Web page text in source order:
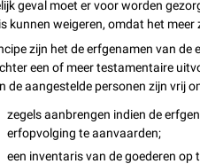
geval moet er voor worden
kunnen weigeren, omdat het
zijn het de erfgenamen van
een of meer testamentaire
de aangestelde personen zijn vrij
zegels aanbrengen indien de
erfopvolging te aanvaarden;
een inventaris van de goederen op